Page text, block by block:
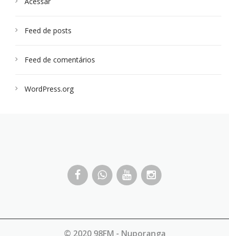
Feed de posts
Feed de comentários
WordPress.org
© 2020 98FM - Nuporanga